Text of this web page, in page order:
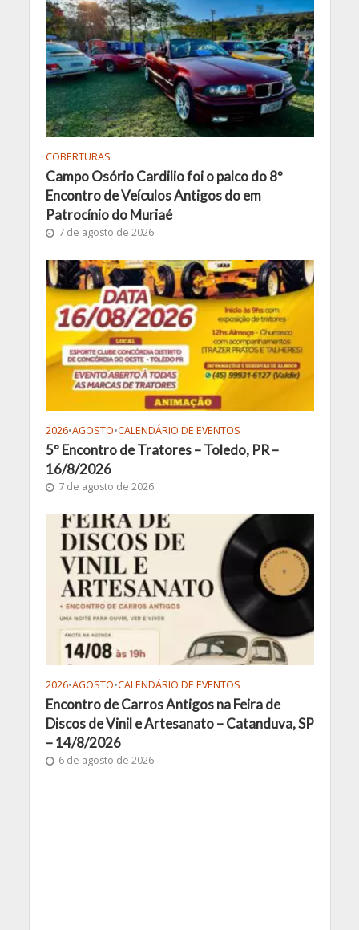
COBERTURAS
Campo Osório Cardilio foi o palco do 8º
Encontro de Veículos Antigos do em
Patrocínio do Muriaé
7 de agosto de 2026
2026•AGOSTO•CALENDÁRIO DE EVENTOS
5º Encontro de Tratores – Toledo, PR –
16/8/2026
7 de agosto de 2026
2026•AGOSTO•CALENDÁRIO DE EVENTOS
Encontro de Carros Antigos na Feira de
Discos de Vinil e Artesanato – Catanduva, SP
– 14/8/2026
6 de agosto de 2026